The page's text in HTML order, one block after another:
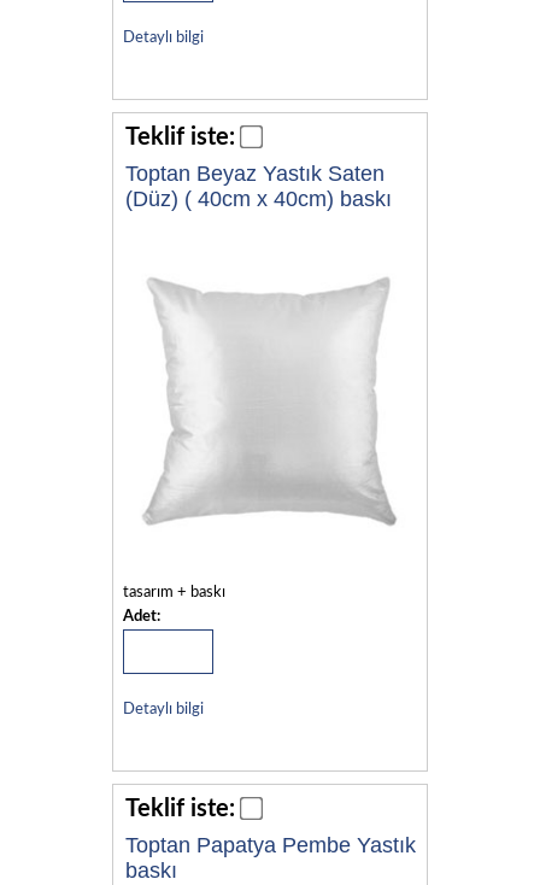
Detaylı bilgi
Teklif iste:
Toptan Beyaz Yastık Saten
(Düz) ( 40cm x 40cm) baskı
tasarım + baskı
Adet:
Detaylı bilgi
Teklif iste:
Toptan Papatya Pembe Yastık
baskı